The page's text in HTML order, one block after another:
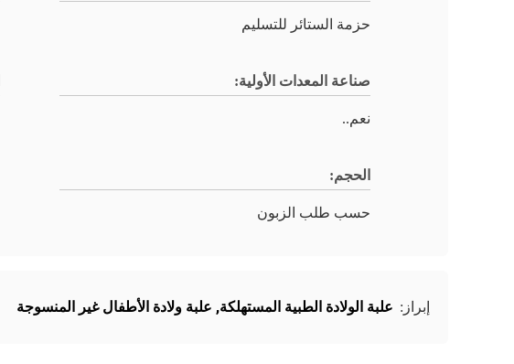
حزمة الستائر للتسليم
صناعة المعدات الأولية:
نعم..
الحجم:
حسب طلب الزبون
إبراز: علبة الولادة الطبية المستهلكة, علبة ولادة الأطفال غير المنسوجة